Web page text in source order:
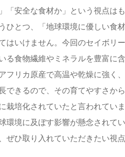
「安全な食材か」という視点は
ひとつ、「地球環境に優しい食
はいけません。今回のセイボリ
る食物繊維やミネラルを豊富に
フリカ原産で高温や乾燥に強く
できるので、その育てやすさか
栽培化されていたと言われてい
環境に及ぼす影響が懸念されて
ぜひ取り入れていただきたい視点